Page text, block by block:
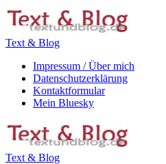
Zum
Inhalt
Text & Blog
Impressum / Über mich
Datenschutzerklärung
Kontaktformular
Mein Bluesky
Text & Blog